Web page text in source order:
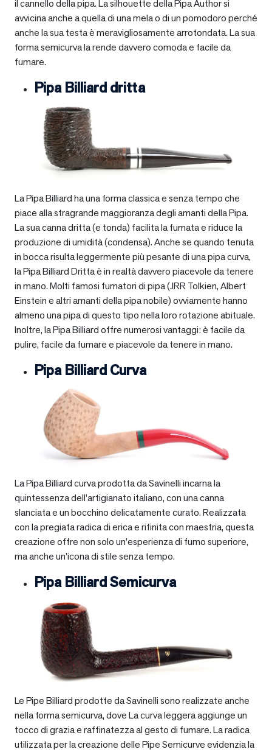
il cannello della pipa. La silhouette della Pipa Author si
avvicina anche a quella di una mela o di un pomodoro perché
anche la sua testa è meravigliosamente arrotondata. La sua
forma semicurva la rende davvero comoda e facile da
fumare.
Pipa Billiard dritta
La Pipa Billiard ha una forma classica e senza tempo che
piace alla stragrande maggioranza degli amanti della Pipa.
La sua canna dritta (e tonda) facilita la fumata e riduce la
produzione di umidità (condensa). Anche se quando tenuta
in bocca risulta leggermente più pesante di una pipa curva,
la Pipa Billiard Dritta è in realtà davvero piacevole da tenere
in mano. Molti famosi fumatori di pipa (JRR Tolkien, Albert
Einstein e altri amanti della pipa nobile) ovviamente hanno
almeno una pipa di questo tipo nella loro rotazione abituale.
Inoltre, la Pipa Billiard offre numerosi vantaggi: è facile da
pulire, facile da fumare e piacevole da tenere in mano.
Pipa Billiard Curva
La Pipa Billiard curva prodotta da Savinelli incarna la
quintessenza dell’artigianato italiano, con una canna
slanciata e un bocchino delicatamente curato. Realizzata
con la pregiata radica di erica e rifinita con maestria, questa
creazione offre non solo un’esperienza di fumo superiore,
ma anche un’icona di stile senza tempo.
Pipa Billiard Semicurva
Le Pipe Billiard prodotte da Savinelli sono realizzate anche
nella forma semicurva, dove La curva leggera aggiunge un
tocco di grazia e raffinatezza al gesto di fumare. La radica
utilizzata per la creazione delle Pipe Semicurve evidenzia la